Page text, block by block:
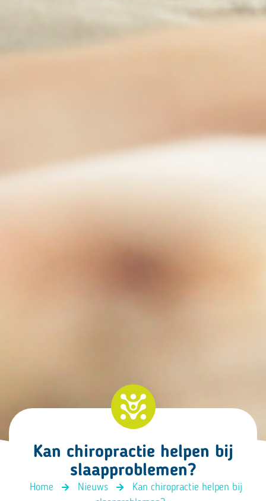
Kan chiropractie helpen bij
slaapproblemen?
Home Nieuws
Kan chiropractie helpen bij